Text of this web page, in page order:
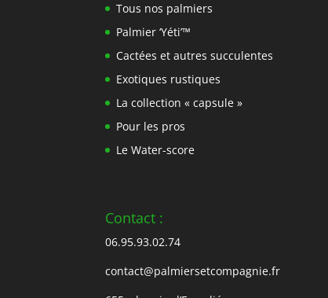
Tous nos palmiers
Palmier ‘Yéti’™
Cactées et autres succulentes
Exotiques rustiques
La collection « capsule »
Pour les pros
Le Water-score
Contact :
06.95.93.02.74
contact@palmiersetcompagnie.fr